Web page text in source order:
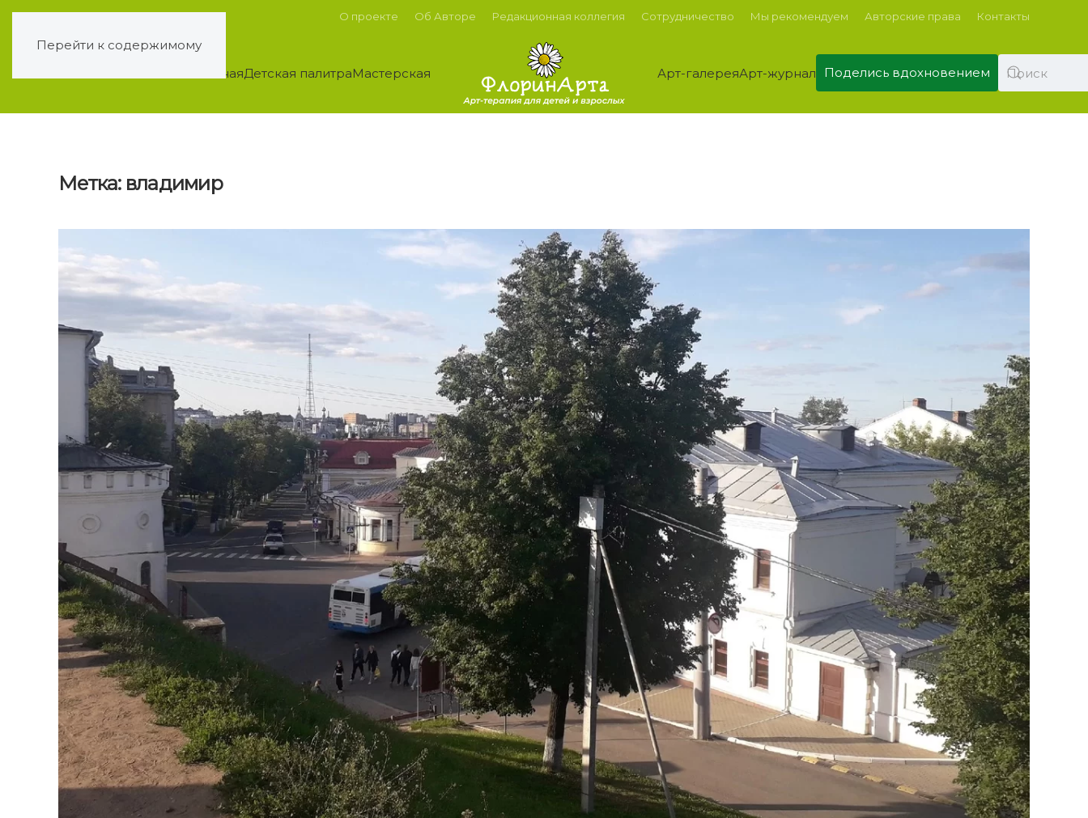
Перейти к содержимому
О проекте Об Авторе Редакционная коллегия Сотрудничество Мы рекомендуем Авторские права Контакты
ГлавнаяДетская палитраМастерская Арт-галереяАрт-журнал Поделись вдохновением
Метка: владимир